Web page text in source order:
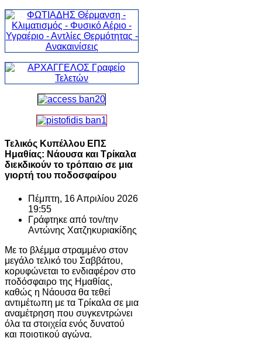
Τελικός Κυπέλλου ΕΠΣ
Ημαθίας: Νάουσα και Τρίκαλα
διεκδικούν το τρόπαιο σε μια
γιορτή του ποδοσφαίρου
Πέμπτη, 16 Απριλίου 2026
19:55
Γράφτηκε από τον/την
Αντώνης Χατζηκυριακίδης
Με το βλέμμα στραμμένο στον
μεγάλο τελικό του Σαββάτου,
κορυφώνεται το ενδιαφέρον στο
ποδόσφαιρο της Ημαθίας,
καθώς η Νάουσα θα τεθεί
αντιμέτωπη με τα Τρίκαλα σε μια
αναμέτρηση που συγκεντρώνει
όλα τα στοιχεία ενός δυνατού
και ποιοτικού αγώνα.